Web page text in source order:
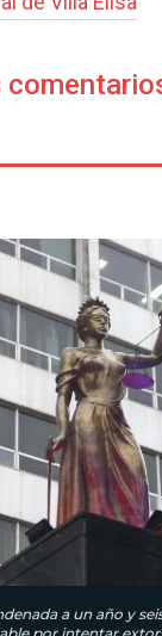
a un año y